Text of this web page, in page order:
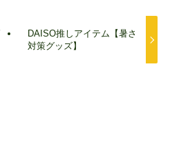
DAISO推しアイテム【暑さ
対策グッズ】